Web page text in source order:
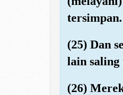
tersimpan.
(25) Dan
lain saling
(26)